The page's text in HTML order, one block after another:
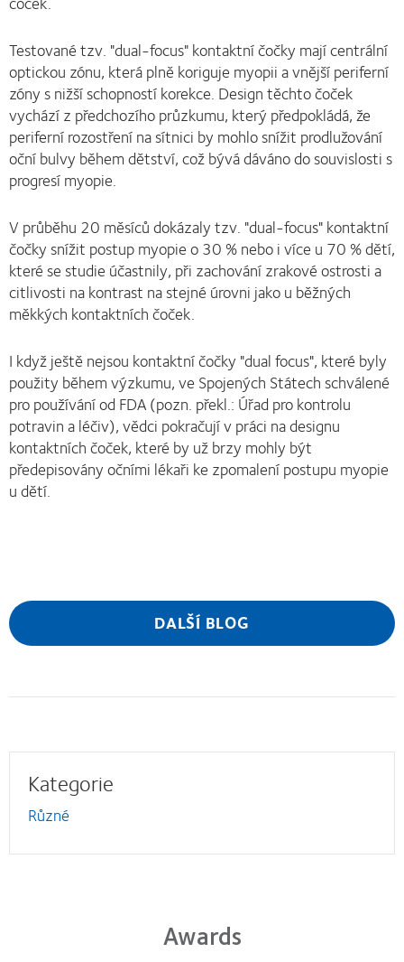
Testované tzv. "dual-focus" kontaktní čočky mají centrální
optickou zónu, která plně koriguje myopii a vnější periferní
zóny s nižší schopností korekce. Design těchto čoček
vychází z předchozího průzkumu, který předpokládá, že
periferní rozostření na sítnici by mohlo snížit prodlužování
oční bulvy během dětství, což bývá dáváno do souvislosti s
progresí myopie.
V průběhu 20 měsíců dokázaly tzv. "dual-focus" kontaktní
čočky snížit postup myopie o 30 % nebo i více u 70 % dětí,
které se studie účastnily, při zachování zrakové ostrosti a
citlivosti na kontrast na stejné úrovni jako u běžných
měkkých kontaktních čoček.
I když ještě nejsou kontaktní čočky "dual focus", které byly
použity během výzkumu, ve Spojených Státech schválené
pro používání od FDA (pozn. překl.: Úřad pro kontrolu
potravin a léčiv), vědci pokračují v práci na designu
kontaktních čoček, které by už brzy mohly být
předepisovány očními lékaři ke zpomalení postupu myopie
u dětí.
DALŠÍ BLOG
Kategorie
Různé
Awards